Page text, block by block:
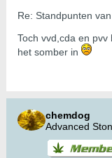
Re: Standpunten
Toch vvd,cda en
het somber in
chemdog
Advanced